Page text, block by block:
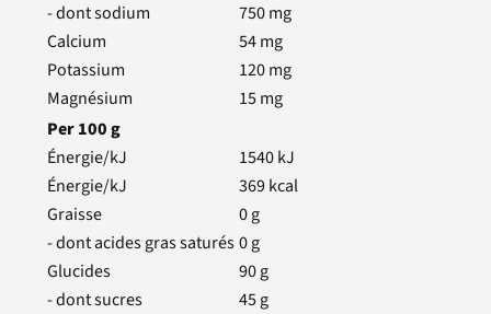
- dont sodium
750mg
Calcium
54mg
Potassium
120mg
Magnésium
15mg
Per100g
Énergie/kJ
1540kJ
Énergie/kJ
369kcal
Graisse
0g
- dont acides gras saturés0g
Glucides
90g
- dont sucres
45g